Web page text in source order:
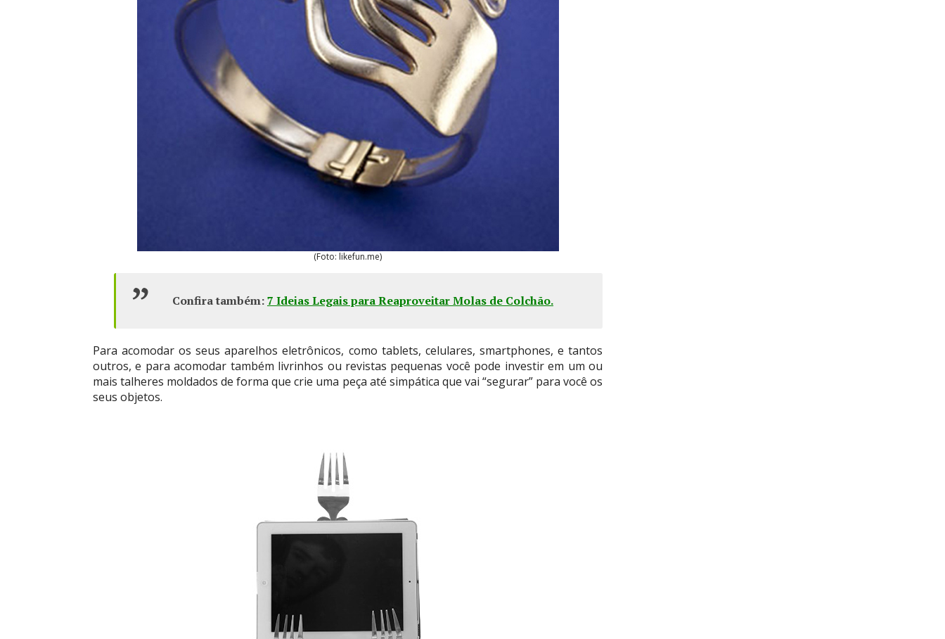
(Foto: likefun.me)
Confira também:7 Ideias Legais para Reaproveitar Molas de Colchão.
Para acomodar os seus aparelhos eletrônicos, como tablets, celulares, smartphones, e tantos
outros, e para acomodar também livrinhos ou revistas pequenas você pode investir em um ou
mais talheres moldados de forma que crie uma peça até simpática que vai “segurar” para você os
seus objetos.